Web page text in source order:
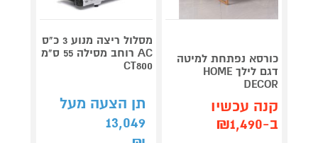
כורסא נפתחת למיטה
דגם לילך HOME
DECOR
קנה עכשיו
ב-₪1,490
מסלול ריצה מנוע 3 כ"ס
AC רוחב מסילה 55 ס"מ
CT800
תן הצעה מעל
13,049